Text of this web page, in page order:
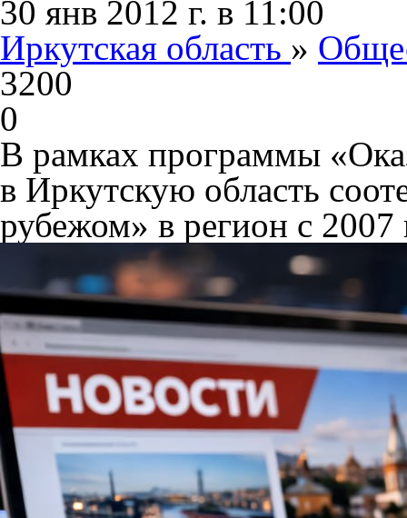
30 янв 2012 г. в 11:00
Иркутская область »
3200
0
В рамках программы
в Иркутскую область
рубежом» в регион с 2007